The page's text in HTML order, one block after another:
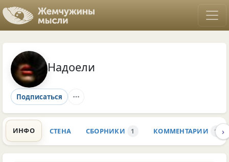
Надоели
Подписаться
ИНФО СТЕНА СБОРНИКИ 1 КОММЕНТАРИИ 1 ›